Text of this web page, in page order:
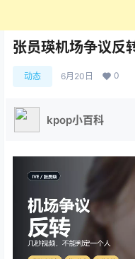
张员瑛机场争议反
动态 6月20日 0
kpop小百科